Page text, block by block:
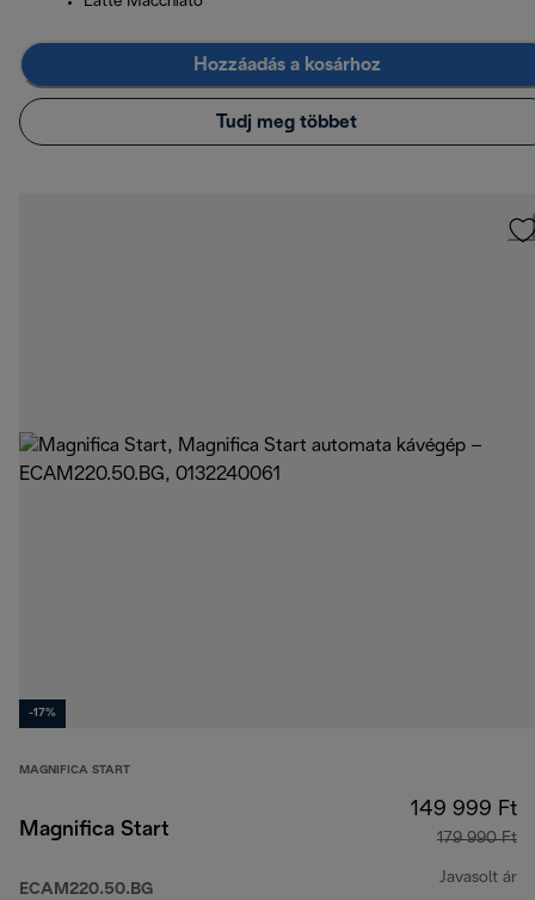
Hozzáadás a kosárhoz
Tudj meg többet
-17%
MAGNIFICA START
Magnifica Start
ECAM220.50.BG
149 999 Ft
179 990 Ft
Javasolt ár